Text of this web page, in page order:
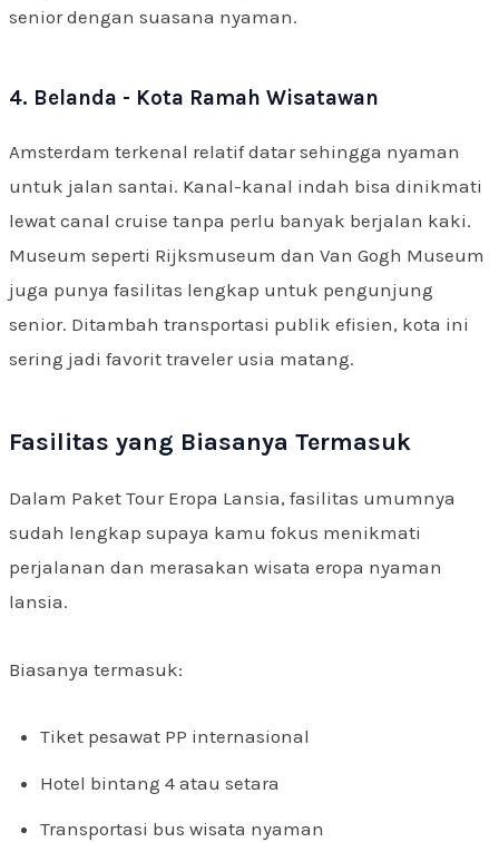
senior dengan suasana nyaman.
4. Belanda - Kota Ramah Wisatawan
Amsterdam terkenal relatif datar sehingga nyaman
untuk jalan santai. Kanal-kanal indah bisa dinikmati
lewat canal cruise tanpa perlu banyak berjalan kaki.
Museum seperti Rijksmuseum dan Van Gogh Museum
juga punya fasilitas lengkap untuk pengunjung
senior. Ditambah transportasi publik efisien, kota ini
sering jadi favorit traveler usia matang.
Fasilitas yang Biasanya Termasuk
Dalam Paket Tour Eropa Lansia, fasilitas umumnya
sudah lengkap supaya kamu fokus menikmati
perjalanan dan merasakan wisata eropa nyaman
lansia.
Biasanya termasuk:
Tiket pesawat PP internasional
Hotel bintang 4 atau setara
Transportasi bus wisata nyaman